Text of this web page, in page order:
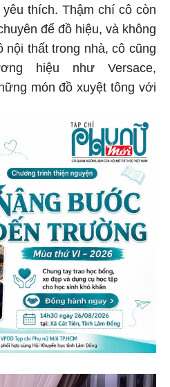
thích. Thậm chí cô còn
để đồ hiệu, và không
nội thất trong nhà, cô cũng
hiệu như Versace,
món đồ xuyệt tông với